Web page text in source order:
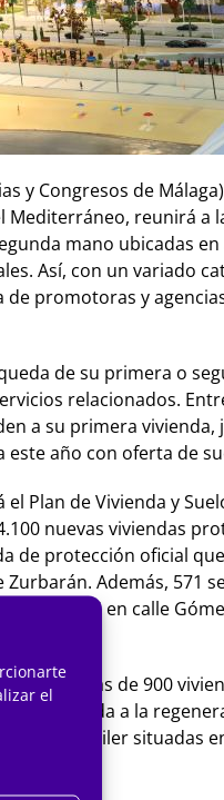
el
y Congresos de
Mediterráneo, reunirá a
mano ubicadas
Así, con un variado
promotoras y
de su primera o
relacionados.
a su primera vivienda,
año con oferta de
Plan de Vivienda y
nuevas viviendas
de protección oficial
Además, 571
16 en calle
más de 900
ayuda a la
de alquiler situadas